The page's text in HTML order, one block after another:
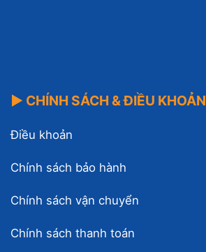
▶ CHÍNH SÁCH & ĐIỀU KHOẢN
Điều khoản
Chính sách bảo hành
Chính sách vận chuyển
Chính sách thanh toán